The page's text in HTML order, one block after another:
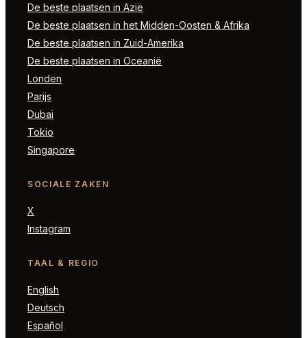
De beste plaatsen in Azië
De beste plaatsen in het Midden-Oosten & Afrika
De beste plaatsen in Zuid-Amerika
De beste plaatsen in Oceanië
Londen
Parijs
Dubai
Tokio
Singapore
SOCIALE ZAKEN
X
Instagram
TAAL & REGIO
English
Deutsch
Español